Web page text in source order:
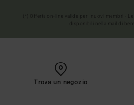
Trova un negozio